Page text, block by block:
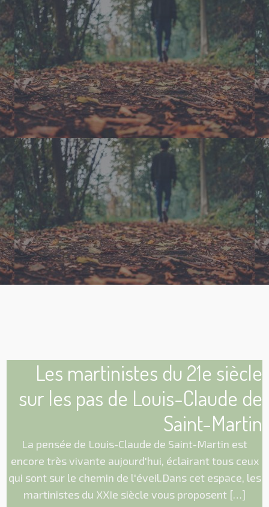
Les martinistes du 21e siècle
sur les pas de Louis-Claude de
Saint-Martin
La pensée de Louis-Claude de Saint-Martin est
encore très vivante aujourd'hui, éclairant tous ceux
qui sont sur le chemin de l'éveil.Dans cet espace, les
martinistes du XXIe siècle vous proposent […]